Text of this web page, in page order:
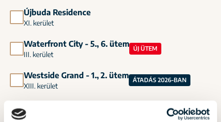
Újbuda Residence
XI. kerület
Waterfront City - 5., 6. ütem
III. kerület
ÚJ ÜTEM
Westside Grand - 1., 2. ütem
XIII. kerület
ÁTADÁS 2026-BAN